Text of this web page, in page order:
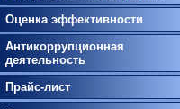
Оценка эффективности
Антикоррупционная
деятельность
Прайс-лист